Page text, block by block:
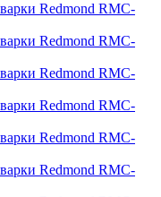
Redmond RMC-
Redmond RMC-
Redmond RMC-
Redmond RMC-
Redmond RMC-
Redmond RMC-